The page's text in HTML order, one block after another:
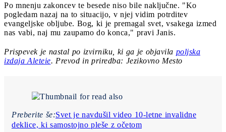
Po mnenju zakoncev te besede niso bile naključne. "Ko
pogledam nazaj na to situacijo, v njej vidim potrditev
evangeljske obljube. Bog, ki je premagal svet, vsakega izmed
nas vabi, naj mu zaupamo do konca," pravi Janis.
Prispevek je nastal po izvirniku, ki ga je objavila poljska
izdaja Aleteie. Prevod in priredba: Jezikovno Mesto
Preberite še:Svet je navdušil video 10-letne invalidne
deklice, ki samostojno pleše z očetom